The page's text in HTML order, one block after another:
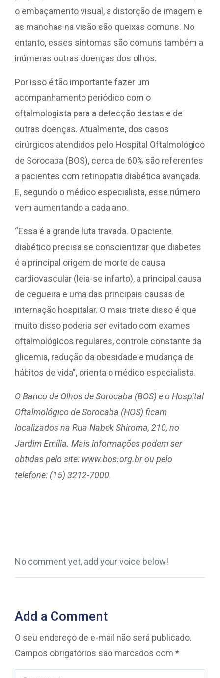
o embaçamento visual, a distorção de imagem e
as manchas na visão são queixas comuns. No
entanto, esses sintomas são comuns também a
inúmeras outras doenças dos olhos.
Por isso é tão importante fazer um
acompanhamento periódico com o
oftalmologista para a detecção destas e de
outras doenças. Atualmente, dos casos
cirúrgicos atendidos pelo Hospital Oftalmológico
de Sorocaba (BOS), cerca de 60% são referentes
a pacientes com retinopatia diabética avançada.
E, segundo o médico especialista, esse número
vem aumentando a cada ano.
“Essa é a grande luta travada. O paciente
diabético precisa se conscientizar que diabetes
é a principal origem de morte de causa
cardiovascular (leia-se infarto), a principal causa
de cegueira e uma das principais causas de
internação hospitalar. O mais triste disso é que
muito disso poderia ser evitado com exames
oftalmológicos regulares, controle constante da
glicemia, redução da obesidade e mudança de
hábitos de vida”, orienta o médico especialista.
O Banco de Olhos de Sorocaba (BOS) e o Hospital
Oftalmológico de Sorocaba (HOS) ficam
localizados na Rua Nabek Shiroma, 210, no
Jardim Emília. Mais informações podem ser
obtidas pelo site: www.bos.org.br ou pelo
telefone: (15) 3212-7000.
No comment yet, add your voice below!
Add a Comment
O seu endereço de e-mail não será publicado.
Campos obrigatórios são marcados com *